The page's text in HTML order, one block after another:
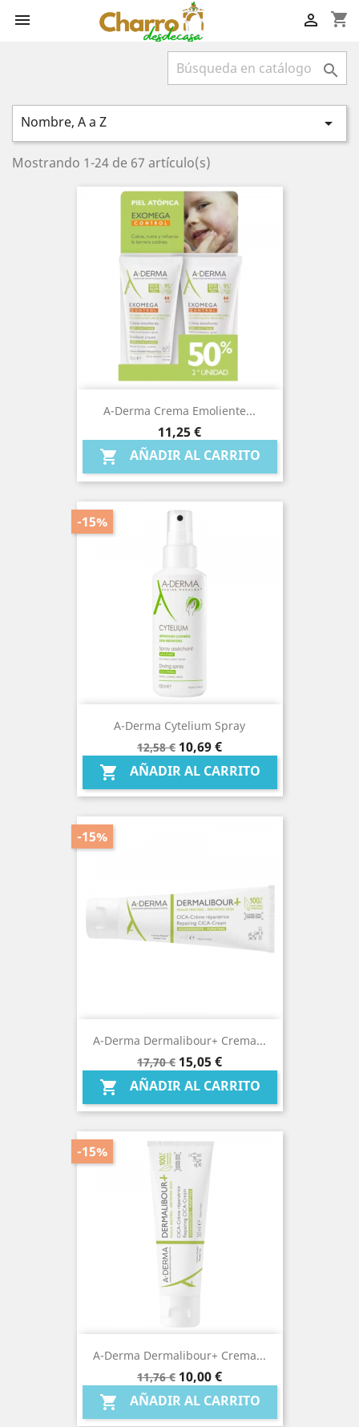
 shopping_cart


Nombre, A a Z 
Mostrando 1-24 de 67 artículo(s)
A-Derma Crema Emoliente...
Precio
11,25 €
 AÑADIR AL CARRITO
A-Derma Cytelium Spray
Precio
base
12,58 €
-15%
Precio
10,69 €
 AÑADIR AL CARRITO
A-Derma Dermalibour+ Crema...
Precio
base
17,70 €
-15%
Precio
15,05 €
 AÑADIR AL CARRITO
A-Derma Dermalibour+ Crema...
Precio
base
11,76 €
-15%
Precio
10,00 €
 AÑADIR AL CARRITO